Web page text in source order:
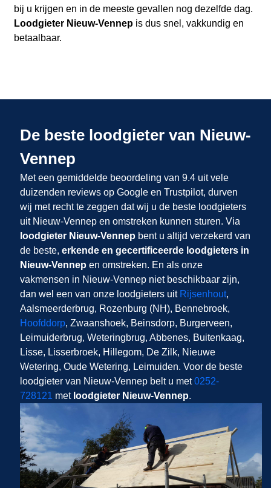
bij u krijgen en in de meeste gevallen nog dezelfde dag.
Loodgieter Nieuw-Vennepis dus snel, vakkundig en
betaalbaar.
De beste loodgieter van Nieuw-
Vennep
Met een gemiddelde beoordeling van 9.4 uit vele
duizenden reviews op Google en Trustpilot, durven
wij met recht te zeggen dat wij u de beste loodgieters
uit Nieuw-Vennep en omstreken kunnen sturen. Via
loodgieter Nieuw-Vennep bent u altijd verzekerd van
de beste, erkende en gecertificeerde loodgieters in
Nieuw-Vennep en omstreken. En als onze
vakmensen in Nieuw-Vennep niet beschikbaar zijn,
dan wel een van onze loodgieters uit Rijsenhout,
Aalsmeerderbrug, Rozenburg (NH), Bennebroek,
Hoofddorp, Zwaanshoek, Beinsdorp, Burgerveen,
Leimuiderbrug, Weteringbrug, Abbenes, Buitenkaag,
Lisse, Lisserbroek, Hillegom, De Zilk, Nieuwe
Wetering, Oude Wetering, Leimuiden. Voor de beste
loodgieter van Nieuw-Vennep belt u met0252-
728121 met loodgieter Nieuw-Vennep.